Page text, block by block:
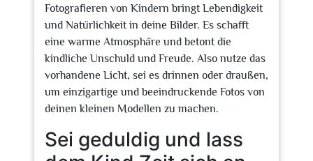
Fotografieren von Kindern bringt Lebendigkeit
und Natürlichkeit in deine Bilder. Es schafft
eine warme Atmosphäre und betont die
kindliche Unschuld und Freude. Also nutze das
vorhandene Licht, sei es drinnen oder draußen,
um einzigartige und beeindruckende Fotos von
deinen kleinen Modellen zu machen.
Sei geduldig und lass